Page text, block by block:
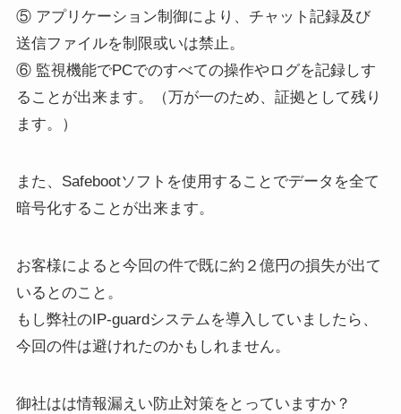
⑤ アプリケーション制御により、チャット記録及び
送信ファイルを制限或いは禁止。
⑥ 監視機能でPCでのすべての操作やログを記録しす
ることが出来ます。（万が一のため、証拠として残り
ます。）
また、Safebootソフトを使用することでデータを全て
暗号化することが出来ます。
お客様によると今回の件で既に約２億円の損失が出て
いるとのこと。
もし弊社のIP-guardシステムを導入していましたら、
今回の件は避けれたのかもしれません。
御社はは情報漏えい防止対策をとっていますか？